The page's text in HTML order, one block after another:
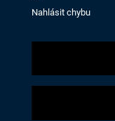
Nahlásit chybu